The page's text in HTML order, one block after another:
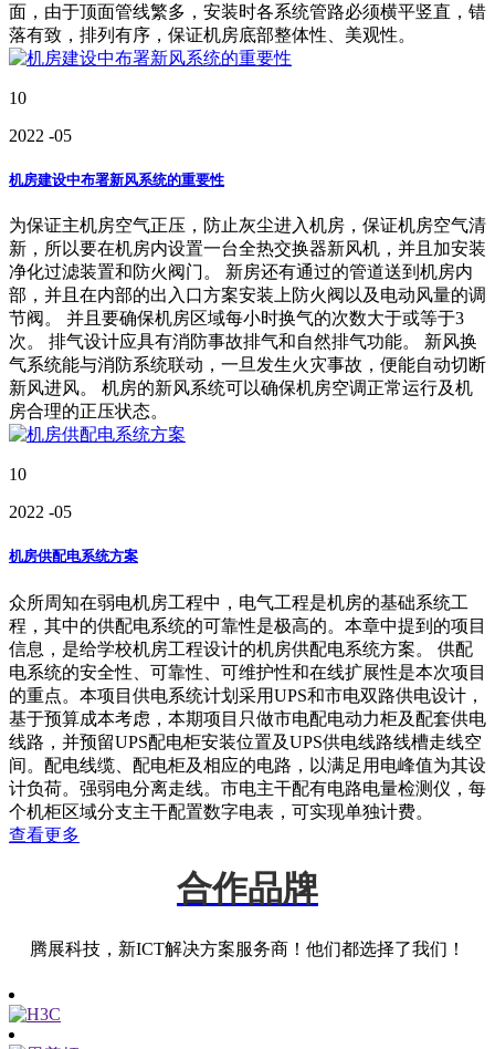
面，由于顶面管线繁多，安装时各系统管路必须横平竖直，错
落有致，排列有序，保证机房底部整体性、美观性。
10
2022 -05
机房建设中布署新风系统的重要性
为保证主机房空气正压，防止灰尘进入机房，保证机房空气清
新，所以要在机房内设置一台全热交换器新风机，并且加安装
净化过滤装置和防火阀门。 新房还有通过的管道送到机房内
部，并且在内部的出入口方案安装上防火阀以及电动风量的调
节阀。 并且要确保机房区域每小时换气的次数大于或等于3
次。 排气设计应具有消防事故排气和自然排气功能。 新风换
气系统能与消防系统联动，一旦发生火灾事故，便能自动切断
新风进风。 机房的新风系统可以确保机房空调正常运行及机
房合理的正压状态。
10
2022 -05
机房供配电系统方案
众所周知在弱电机房工程中，电气工程是机房的基础系统工
程，其中的供配电系统的可靠性是极高的。本章中提到的项目
信息，是给学校机房工程设计的机房供配电系统方案。 供配
电系统的安全性、可靠性、可维护性和在线扩展性是本次项目
的重点。本项目供电系统计划采用UPS和市电双路供电设计，
基于预算成本考虑，本期项目只做市电配电动力柜及配套供电
线路，并预留UPS配电柜安装位置及UPS供电线路线槽走线空
间。配电线缆、配电柜及相应的电路，以满足用电峰值为其设
计负荷。强弱电分离走线。市电主干配有电路电量检测仪，每
个机柜区域分支主干配置数字电表，可实现单独计费。
查看更多
合作品牌
腾展科技，新ICT解决方案服务商！他们都选择了我们！